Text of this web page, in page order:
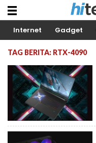
Internet Gadget
TAG BERITA: RTX-4090